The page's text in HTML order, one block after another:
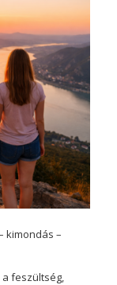
kimondás –
feszültség,